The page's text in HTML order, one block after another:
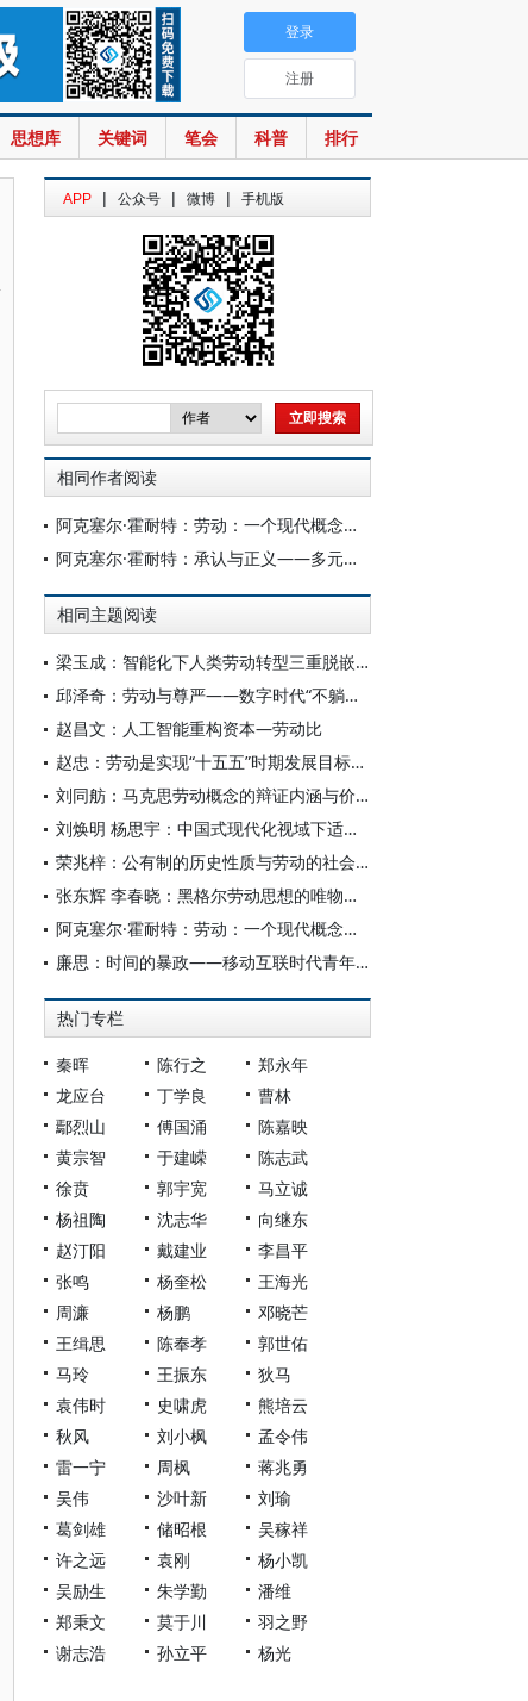
思想库 关键词 笔会 科普 排行
登录
注册
APP | 公众号 | 微博 | 手机版
相同作者阅读
阿克塞尔·霍耐特：劳动：一个现代概念的简史
阿克塞尔·霍耐特：承认与正义——多元正义理论纲要
相同主题阅读
梁玉成：智能化下人类劳动转型三重脱嵌：组织、关系与个体
邱泽奇：劳动与尊严——数字时代“不躺平”的逻辑前提
赵昌文：人工智能重构资本—劳动比
赵忠：劳动是实现“十五五”时期发展目标的根本力量
刘同舫：马克思劳动概念的辩证内涵与价值旨归
刘焕明 杨思宇：中国式现代化视域下适度劳动的人文意蕴
荣兆梓：公有制的历史性质与劳动的社会主义形式
张东辉 李春晓：黑格尔劳动思想的唯物史观考察
阿克塞尔·霍耐特：劳动：一个现代概念的简史
廉思：时间的暴政——移动互联时代青年劳动审视
热门专栏
秦晖 陈行之
郑永年
龙应台
丁学良
曹林
鄢烈山
傅国涌
陈嘉映
黄宗智
于建嵘
陈志武
徐贲
郭宇宽
马立诚
杨祖陶
沈志华
向继东
赵汀阳
戴建业
李昌平
张鸣
杨奎松
王海光
周濂
杨鹏
邓晓芒
王缉思
陈奉孝
郭世佑
马玲
王振东
狄马
袁伟时
史啸虎
熊培云
秋风
刘小枫
孟令伟
雷一宁
周枫
蒋兆勇
吴伟
沙叶新
刘瑜
葛剑雄
储昭根
吴稼祥
许之远
袁刚
杨小凯
吴励生
朱学勤
潘维
郑秉文
莫于川
羽之野
谢志浩
孙立平 杨光